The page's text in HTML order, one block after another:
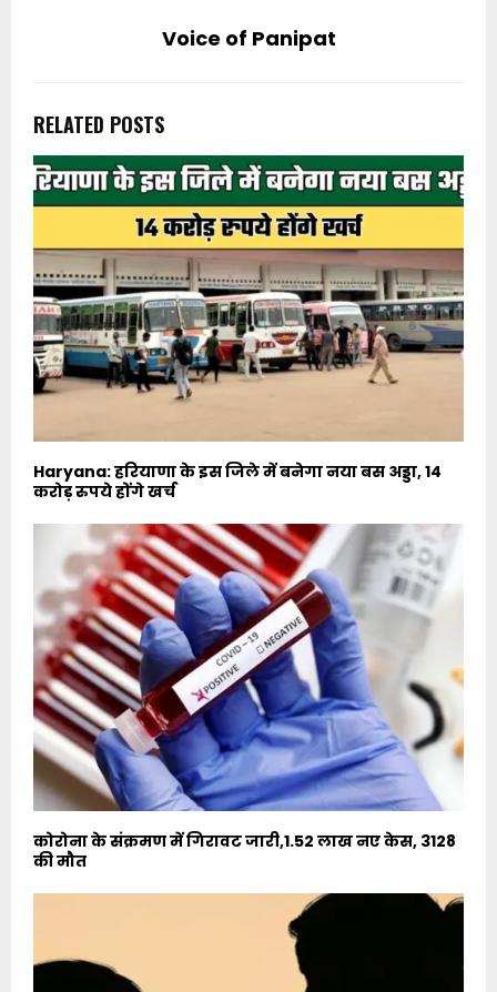
Voice of Panipat
RELATED POSTS
Haryana: हरियाणा के इस जिले में बनेगा नया बस अड्डा, 14
करोड़ रुपये होंगे खर्च
कोरोना के संक्रमण में गिरावट जारी,1.52 लाख नए केस, 3128
की मौत